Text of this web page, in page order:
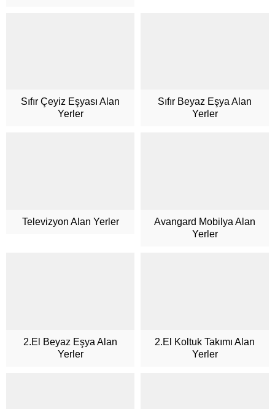
Sıfır Çeyiz Eşyası Alan
Yerler
Sıfır Beyaz Eşya Alan
Yerler
Televizyon Alan Yerler
Avangard Mobilya Alan
Yerler
2.El Beyaz Eşya Alan
Yerler
2.El Koltuk Takımı Alan
Yerler